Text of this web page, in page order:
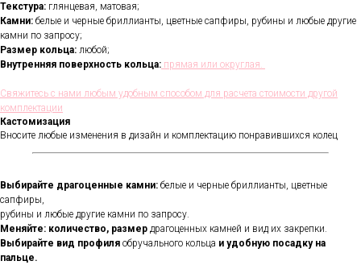
Текстура: глянцевая, матовая;
Камни: белые и черные бриллианты, цветные сапфиры, рубины и любые другие
камни по запросу;
Размер кольца: любой;
Внутренняя поверхность кольца: прямая или округлая.
Свяжитесь с нами любым удобным способом для расчета стоимости другой
комплектации
Кастомизация
Вносите любые изменения в дизайн и комплектацию понравившихся колец
Выбирайте драгоценные камни: белые и черные бриллианты, цветные
сапфиры,
рубины и любые другие камни по запросу.
Меняйте: количество, размер драгоценных камней и вид их закрепки.
Выбирайте вид профиля обручального кольца и удобную посадку на
пальце.